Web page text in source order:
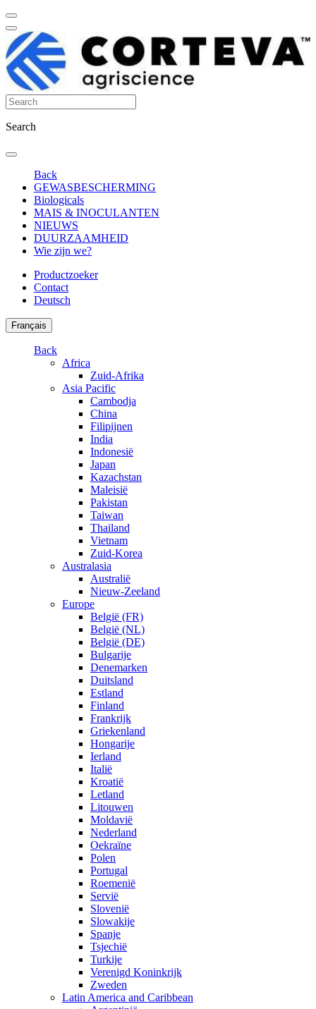
Search
Back
GEWASBESCHERMING
Biologicals
MAIS & INOCULANTEN
NIEUWS
DUURZAAMHEID
Wie zijn we?
Productzoeker
Contact
Deutsch
Français
Back
Africa
Zuid-Afrika
Asia Pacific
Cambodja
China
Filipijnen
India
Indonesië
Japan
Kazachstan
Maleisië
Pakistan
Taiwan
Thailand
Vietnam
Zuid-Korea
Australasia
Australië
Nieuw-Zeeland
Europe
België (FR)
België (NL)
België (DE)
Bulgarije
Denemarken
Duitsland
Estland
Finland
Frankrijk
Griekenland
Hongarije
Ierland
Italië
Kroatië
Letland
Litouwen
Moldavië
Nederland
Oekraïne
Polen
Portugal
Roemenië
Servië
Slovenië
Slowakije
Spanje
Tsjechië
Turkije
Verenigd Koninkrijk
Zweden
Latin America and Caribbean